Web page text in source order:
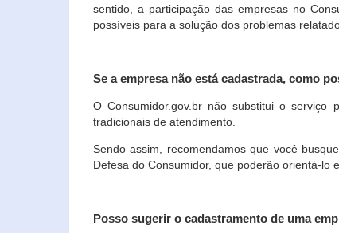
sentido, a participação das empresas no
possíveis para a solução dos problemas
Se a empresa não está cadastrada, como
O Consumidor.gov.br não substitui o serviço
tradicionais de atendimento.
Sendo assim, recomendamos que você
Defesa do Consumidor, que poderão orientá-lo
Posso sugerir o cadastramento de uma